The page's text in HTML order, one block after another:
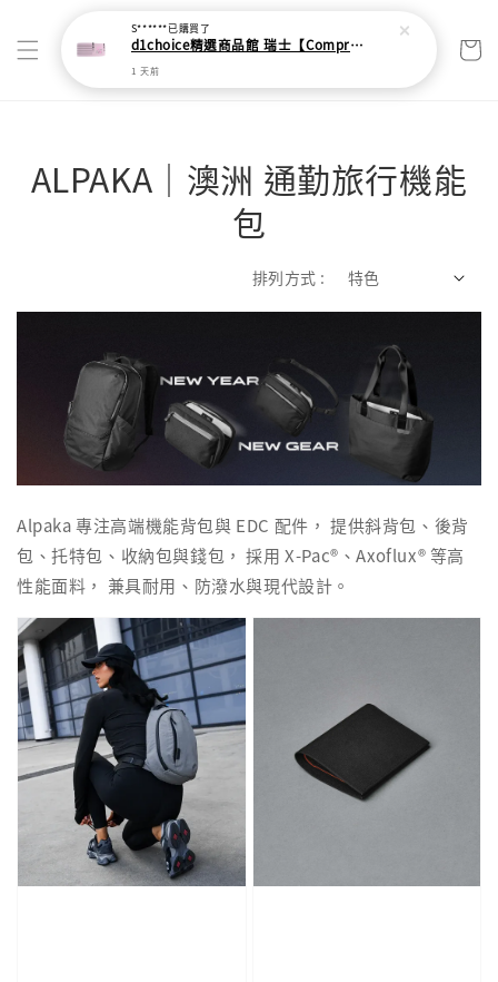
ALPAKA｜澳洲 通勤旅行機能
包
排列方式 :
Alpaka 專注高端機能背包與 EDC 配件， 提供斜背包、後背
包、托特包、收納包與錢包， 採用 X-Pac®、Axoflux® 等高
性能面料， 兼具耐用、防潑水與現代設計。